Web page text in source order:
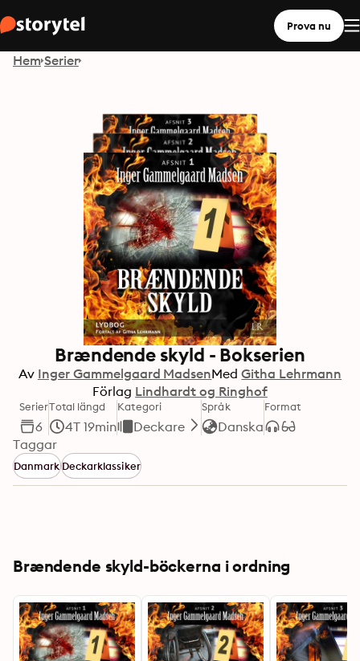
Prova nu
Hem Serier
Brændende skyld - Bokserien
Av Inger Gammelgaard MadsenMed Githa Lehrmann
Förlag Lindhardt og Ringhof
Serier
6
Total längd
4T 19min
Kategori
Deckare
Språk
Danska
Format
Taggar
DanmarkDeckarklassiker
Brændende skyld-böckerna i ordning